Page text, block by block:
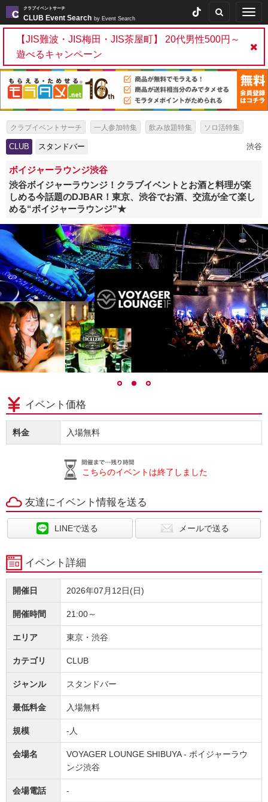
クラブイベントサーチ
CLUB Event Search by Event Search
【JIS難波・JIS梅田・JIS茶屋町】 20代男性500円～
遊べるキャンペーン
クラブイベントサーチ 一人参加特集 飲み放題特集 ソロ活特集
女性無料特集 出会いイベント特集
スタンドバー特集
CLUB スタンドバー 渋谷
ボイジャーラウンジ渋谷
渋谷ボイジャーラウンジ！クラブイベントとお酒と料理が楽
しめる今話題のDJBAR！東京、渋谷でお酒、交流が全て楽し
める“ボイジャーラウンジ”★
イベント価格
料金 入場無料
こちらのイベントは終了しました
友達にイベント情報を送る
LINEで送る メールで送る
イベント詳細
開催日 2026年07月12日(日)
開催時間 21:00～
エリア 東京・渋谷
カテゴリ CLUB
ジャンル スタンドバー
最低料金 入場無料
規模 -人
会場名
VOYAGER LOUNGE SHIBUYA - ボイジャーラウ
ンジ渋谷
会場電話 -